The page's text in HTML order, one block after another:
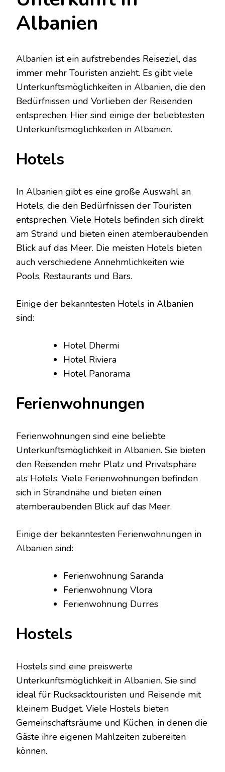
Albanien
Albanien ist ein aufstrebendes Reiseziel, das
immer mehr Touristen anzieht. Es gibt viele
Unterkunftsmöglichkeiten in Albanien, die den
Bedürfnissen und Vorlieben der Reisenden
entsprechen. Hier sind einige der beliebtesten
Unterkunftsmöglichkeiten in Albanien.
Hotels
In Albanien gibt es eine große Auswahl an
Hotels, die den Bedürfnissen der Touristen
entsprechen. Viele Hotels befinden sich direkt
am Strand und bieten einen atemberaubenden
Blick auf das Meer. Die meisten Hotels bieten
auch verschiedene Annehmlichkeiten wie
Pools, Restaurants und Bars.
Einige der bekanntesten Hotels in Albanien
sind:
Hotel Dhermi
Hotel Riviera
Hotel Panorama
Ferienwohnungen
Ferienwohnungen sind eine beliebte
Unterkunftsmöglichkeit in Albanien. Sie bieten
den Reisenden mehr Platz und Privatsphäre
als Hotels. Viele Ferienwohnungen befinden
sich in Strandnähe und bieten einen
atemberaubenden Blick auf das Meer.
Einige der bekanntesten Ferienwohnungen in
Albanien sind:
Ferienwohnung Saranda
Ferienwohnung Vlora
Ferienwohnung Durres
Hostels
Hostels sind eine preiswerte
Unterkunftsmöglichkeit in Albanien. Sie sind
ideal für Rucksacktouristen und Reisende mit
kleinem Budget. Viele Hostels bieten
Gemeinschaftsräume und Küchen, in denen die
Gäste ihre eigenen Mahlzeiten zubereiten
können.